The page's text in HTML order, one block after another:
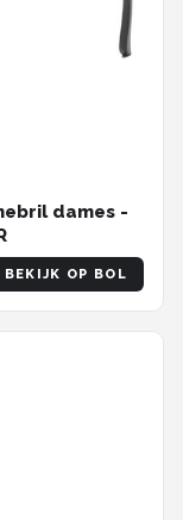
dames -
BEKIJK OP BOL